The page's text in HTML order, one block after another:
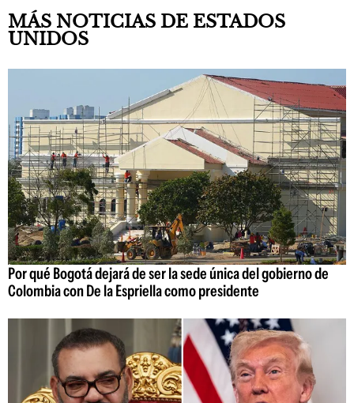
MÁS NOTICIAS DE ESTADOS
UNIDOS
Por qué Bogotá dejará de ser la sede única del gobierno de
Colombia con De la Espriella como presidente